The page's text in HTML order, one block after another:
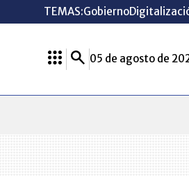
TEMAS:Gobierno
05 de agosto de